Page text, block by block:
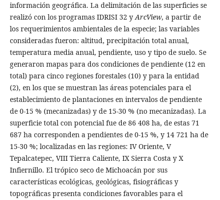
información geográfica. La delimitación de las superficies se
realizó con los programas IDRISI 32 yArcView, a partir de
los requerimientos ambientales de la especie; las variables
consideradas fueron: altitud, precipitación total anual,
temperatura media anual, pendiente, uso y tipo de suelo. Se
generaron mapas para dos condiciones de pendiente (12 en
total) para cinco regiones forestales (10) y para la entidad
(2), en los que se muestran las áreas potenciales para el
establecimiento de plantaciones en intervalos de pendiente
de 0-15 % (mecanizadas) y de 15-30 % (no mecanizadas). La
superficie total con potencial fue de 86 408 ha, de estas 71
687 ha corresponden a pendientes de 0-15 %, y 14 721 ha de
15-30 %; localizadas en las regiones: IV Oriente, V
Tepalcatepec, VIII Tierra Caliente, IX Sierra Costa y X
Infiernillo. El trópico seco de Michoacán por sus
características ecológicas, geológicas, fisiográficas y
topográficas presenta condiciones favorables para el